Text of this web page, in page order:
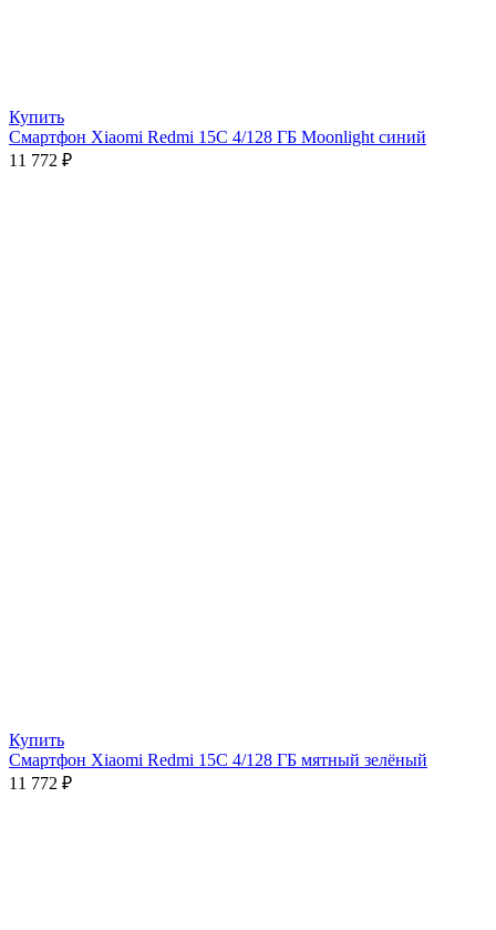
Купить
Смартфон Xiaomi Redmi 15C 4/128 ГБ Moonlight синий
11 772 ₽
Купить
Смартфон Xiaomi Redmi 15C 4/128 ГБ мятный зелёный
11 772 ₽